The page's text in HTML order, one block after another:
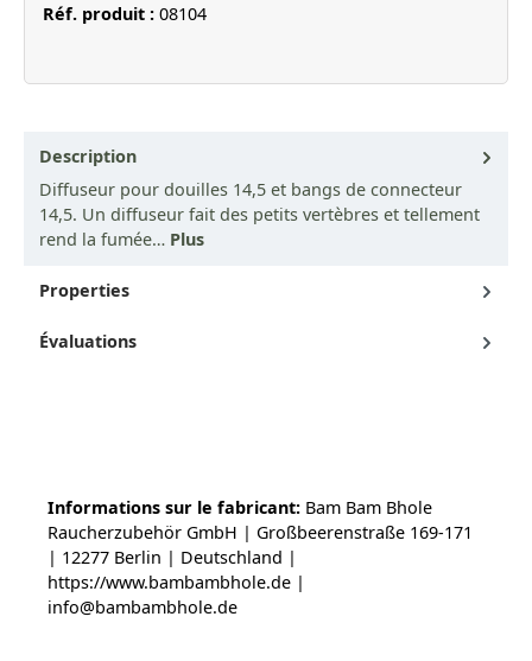
Réf. produit : 08104
Description
Diffuseur pour douilles 14,5 et bangs de connecteur
14,5. Un diffuseur fait des petits vertèbres et tellement
rend la fumée… Plus
Properties
Évaluations
Informations sur le fabricant: Bam Bam Bhole
Raucherzubehör GmbH | Großbeerenstraße 169-171
| 12277 Berlin | Deutschland |
https://www.bambambhole.de |
info@bambambhole.de